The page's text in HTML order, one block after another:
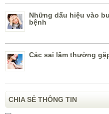
Những dấu hiệu vào
bệnh
Các sai lầm thường
CHIA SẺ THÔNG TIN